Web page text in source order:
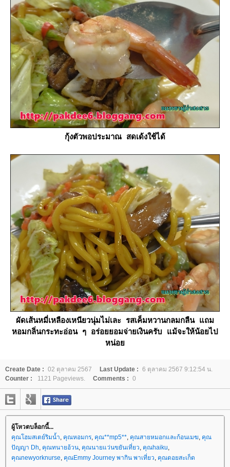
กุ้งตัวพอประมาณ สดเด้งใช้ได้
ผัดเส้นหมี่เหลืองเหนียวนุ่มไม่เละ รสเค็มหวานกลมกลืน แถม
หอมกลิ่นกระทะอ่อน ๆ อร่อยยอมจ่ายเงินครับ แม้จะให้น้อยไป
หน่อ
Create Date : 02 ตุลาคม 2567 Last Update : 6 ตุลาคม 2567 9:12:54 น.
Counter :
1121 Pageviews. Comments : 0
ผู้โหวตบล็อกนี้...
คุณโฮมสเตย์ริมน้ำ, คุณหอมกร, คุณ**mp5**, คุณสายหมอกและก้อนเมฆ, คุณ
ปัญญา Dh, คุณทนายอ้วน, คุณนายแว่นขยันเที่ยว, คุณhaiku,
คุณnewyorknurse, คุณEmmy Journey พากิน พาเที่ยว, คุณดอยสะเก็ด